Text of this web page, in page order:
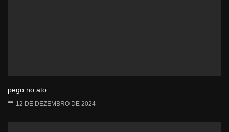
pego no ato
12 DE DEZEMBRO DE 2024